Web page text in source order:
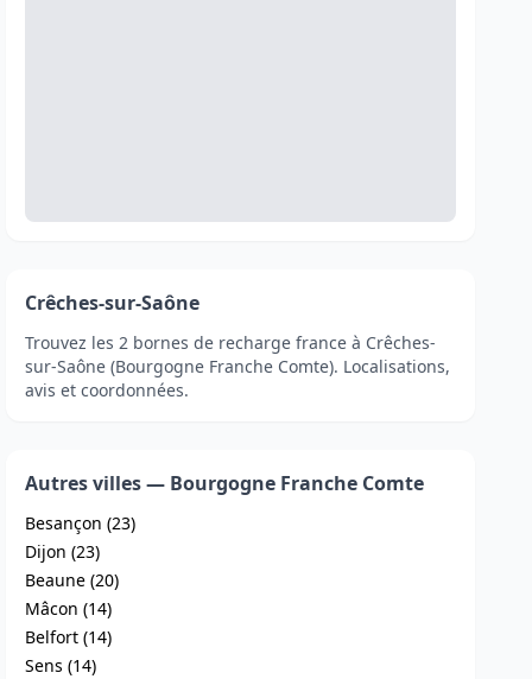
Crêches-sur-Saône
Trouvez les 2 bornes de recharge france à Crêches-
sur-Saône (Bourgogne Franche Comte). Localisations,
avis et coordonnées.
Autres villes — Bourgogne Franche Comte
Besançon (23)
Dijon (23)
Beaune (20)
Mâcon (14)
Belfort (14)
Sens (14)